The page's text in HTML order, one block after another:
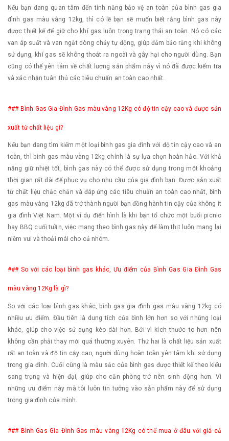
Nếu bạn đang quan tâm đến tính năng bảo vệ an toàn của bình gas gia
đình gas màu vàng 12kg, thì có lẽ bạn sẽ muốn biết rằng bình gas này
được thiết kế để giữ cho khí gas luôn trong trạng thái an toàn. Nó có các
van áp suất và van ngắt dòng chảy tự động, giúp đảm bảo rằng khi không
sử dụng, khí gas sẽ không thoát ra ngoài và gây hại cho người dùng. Bạn
cũng có thể yên tâm về chất lượng sản phẩm này vì nó đã được kiểm tra
và xác nhận tuân thủ các tiêu chuẩn an toàn cao nhất.
### Bình Gas Gia Đình Gas màu vàng 12Kg có độ tin cậy cao và được sản
xuất từ chất liệu gì?
Nếu bạn đang tìm kiếm một loại bình gas gia đình với độ tin cậy cao và an
toàn, thì bình gas màu vàng 12kg chính là sự lựa chọn hoàn hảo. Với khả
năng giữ nhiệt tốt, bình gas này có thể được sử dụng trong một khoảng
thời gian rất dài để phục vụ cho nhu cầu của gia đình bạn. Được sản xuất
từ chất liệu chắc chắn và đáp ứng các tiêu chuẩn an toàn cao nhất, bình
gas màu vàng 12kg đã trở thành người bạn đồng hành tin cậy của không ít
gia đình Việt Nam. Một ví dụ điển hình là khi bạn tổ chức một buổi picnic
hay BBQ cuối tuần, việc mang theo bình gas này để làm thịt luôn mang lại
niềm vui và thoải mái cho cả nhóm.
### So với các loại bình gas khác, Ưu điểm của Bình Gas Gia Đình Gas
màu vàng 12Kg là gì?
So với các loại bình gas khác, bình gas gia đình gas màu vàng 12kg có
nhiều ưu điểm. Đầu tiên là dung tích của bình lớn hơn so với những loại
khác, giúp cho việc sử dụng kéo dài hơn. Bởi vì kích thước to hơn nên
không cần phải thay mới quá thường xuyên. Thứ hai là chất liệu sản xuất
rất an toàn và độ tin cậy cao, người dùng hoàn toàn yên tâm khi sử dụng
trong gia đình. Cuối cùng là màu sắc của bình gas được thiết kế theo kiểu
sang trọng và hiện đại, giúp cho căn phòng trở nên sinh động hơn. Vì
những ưu điểm này mà tôi luôn tin tưởng vào sản phẩm này để sử dụng
trong gia đình của mình.
### Bình Gas Gia Đình Gas màu vàng 12Kg có thể mua ở đâu với giá cả